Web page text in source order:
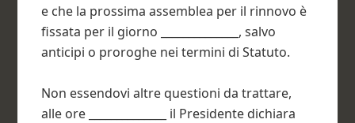
e che la prossima assemblea per il rinnovo è
fissata per il giorno ______________, salvo
anticipi o proroghe nei termini di Statuto.
Non essendovi altre questioni da trattare,
alle ore ______________ il Presidente dichiara